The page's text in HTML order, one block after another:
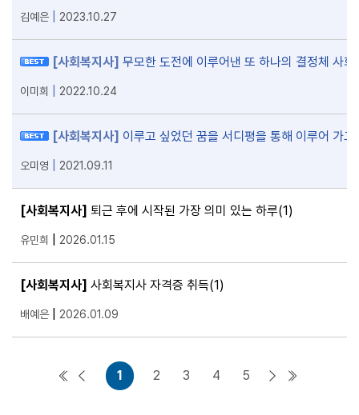
김예은 2023.10.27
[사회복지사] 무모한 도전에 이루어낸 또 하나의 결정체 사회
이미희 2022.10.24
[사회복지사] 이루고 싶었던 꿈을 서디평을 통해 이루어 가고
오미영 2021.09.11
[사회복지사] 퇴근 후에 시작된 가장 의미 있는 하루(1)
유민희 2026.01.15
[사회복지사] 사회복지사 자격증 취득(1)
배예은 2026.01.09
1 2 3 4 5